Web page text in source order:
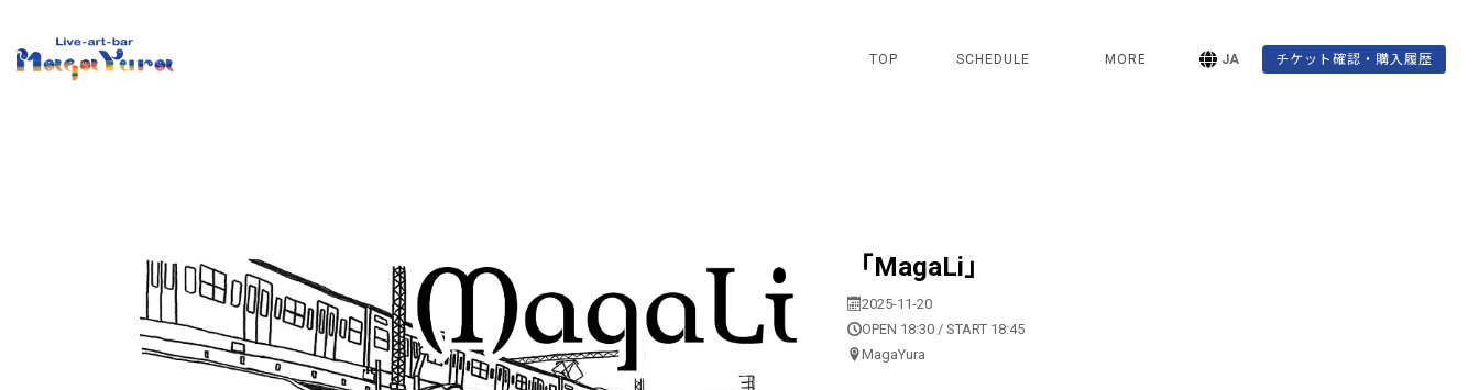
TOP SCHEDULE MORE JA チケット確認・購入履歴
「MagaLi」
2025-11-20
OPEN 18:30 / START 18:45
MagaYura